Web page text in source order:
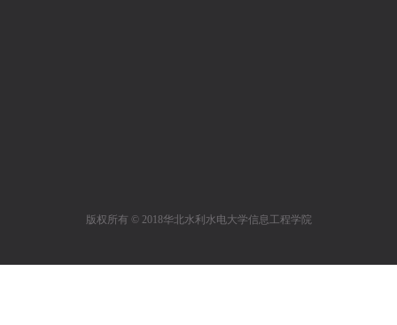
版权所有 © 2018华北水利水电大学信息工程学院